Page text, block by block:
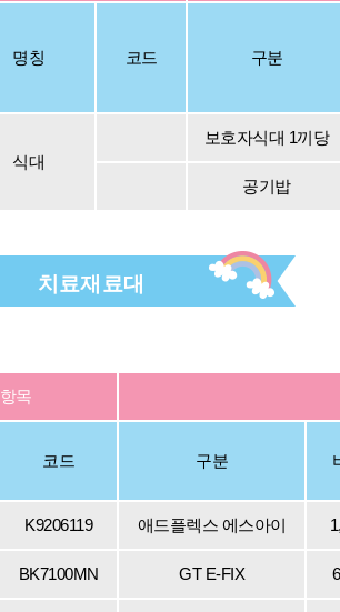
명칭 코드 구분
식대
보호자식대 1끼당
공기밥
치료재료대
항목
코드 구분
K9206119 애드플렉스 에스아이
BK7100MN GT E-FIX